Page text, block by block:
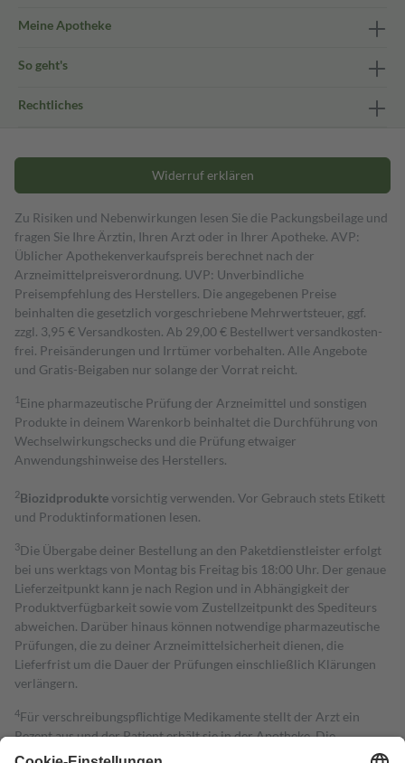
Meine Apotheke
So geht's
Rechtliches
Widerruf erklären
Zu Risiken und Nebenwirkungen lesen Sie die Packungsbeilage und
fragen Sie Ihre Ärztin, Ihren Arzt oder in Ihrer Apotheke. AVP:
Üblicher Apothekenverkaufspreis berechnet nach der
Arzneimittelpreisverordnung. UVP: Unverbindliche
Preisempfehlung des Herstellers. Die angegebenen Preise
beinhalten die gesetzlich vorgeschriebene Mehrwertsteuer, ggf.
zzgl. 3,95 € Versandkosten. Ab 29,00 € Bestell­wert versand­kosten­
frei. Preisänderungen und Irrtümer vorbehalten. Alle Angebote
und Gratis-Beigaben nur solange der Vorrat reicht.
1 Eine pharmazeutische Prüfung der Arzneimittel und sonstigen
Produkte in deinem Warenkorb beinhaltet die Durchführung von
Wechselwirkungschecks und die Prüfung etwaiger
Anwendungshinweise des Herstellers.
2Biozidproduktevorsichtig verwenden. Vor Gebrauch stets Etikett
und Produktinformationen lesen.
3Die Übergabe deiner Bestellung an den Paketdienstleister erfolgt
bei uns werktags von Montag bis Freitag bis 18:00 Uhr. Der genaue
Lieferzeitpunkt kann je nach Region und in Abhängigkeit der
Produktverfügbarkeit sowie vom Zustellzeitpunkt des Spediteurs
abweichen. Darüber hinaus können notwendige pharmazeutische
Prüfungen, die zu deiner Arzneimittelsicherheit dienen, die
Lieferfrist um die Dauer der Prüfungen einschließlich Klärungen
verlängern.
4Für verschreibungspflichtige Medikamente stellt der Arzt ein
Rezept aus und der Patient erhält sie in der Apotheke. Die
gesetzliche Krankenversicherung übernimmt in der Regel die